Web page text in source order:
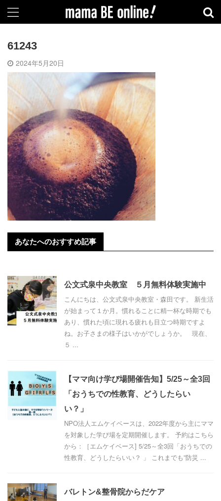
61243
2024年5月20日
あなたへのおすすめ記事
公文式泉中央教室 ５月無料体験実施中
こんにちは、公文式泉中央教室・森田です。 新生活
が始まって１か月。慣れることに精一杯な時期でも
あり、慣れた頃に現れる疲れも目立つ時期ですよ
ね。お子さまの様子はいかがでしょうか。 現在、
５ ...
【ママ向け学び場開催告知】5/25～全3回
「おうちでの性教育、どうしたらい
い？」
NPO法人エムケイベースは、2022年度から主にママ
を対象した学び場を定期開催します。 予約はこちら
から：［エムケイベース] 5/25～全3回「おうちでの
性教育、どうしたらいい？ 」 これまでも”防災 ...
バレトン&整骨院からだケア